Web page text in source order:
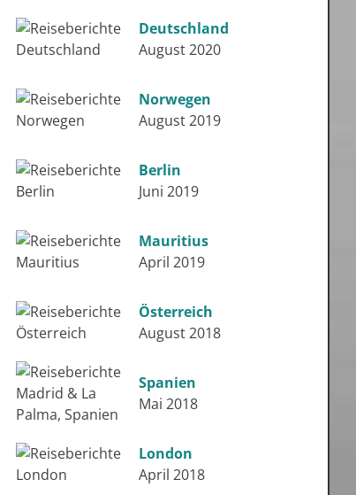
Deutschland
August 2020
Norwegen
August 2019
Berlin
Juni 2019
Mauritius
April 2019
Österreich
August 2018
Spanien
Mai 2018
London
April 2018